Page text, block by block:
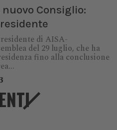
Consiglio:
di AISA-
del 29 luglio, che ha
fino alla conclusione